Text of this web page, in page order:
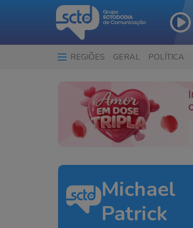
REGIÕES GERAL POLÍTICA
Michael
Patrick